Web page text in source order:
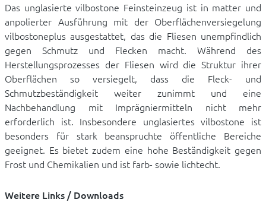
Das unglasierte vilbostone Feinsteinzeug ist in matter und
anpolierter Ausführung mit der Oberflächenversiegelung
vilbostoneplus ausgestattet, das die Fliesen unempfindlich
gegen Schmutz und Flecken macht. Während des
Herstellungsprozesses der Fliesen wird die Struktur ihrer
Oberflächen so versiegelt, dass die Fleck- und
Schmutzbeständigkeit weiter zunimmt und eine
Nachbehandlung mit Imprägniermitteln nicht mehr
erforderlich ist. Insbesondere unglasiertes vilbostone ist
besonders für stark beanspruchte öffentliche Bereiche
geeignet. Es bietet zudem eine hohe Beständigkeit gegen
Frost und Chemikalien und ist farb- sowie lichtecht.
Weitere Links / Downloads